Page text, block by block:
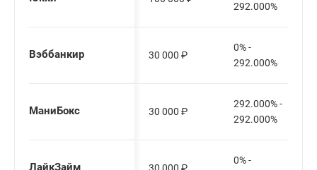
292.000%
Вэббанкир 30 000 ₽
0% -
292.000%
МаниБокс 30 000 ₽
292.000% -
292.000%
ЛайкЗайм
0% -